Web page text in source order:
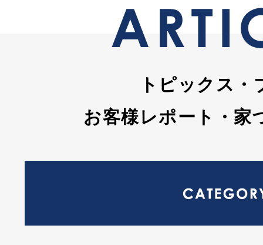
トピックス・
お客様レポート・家